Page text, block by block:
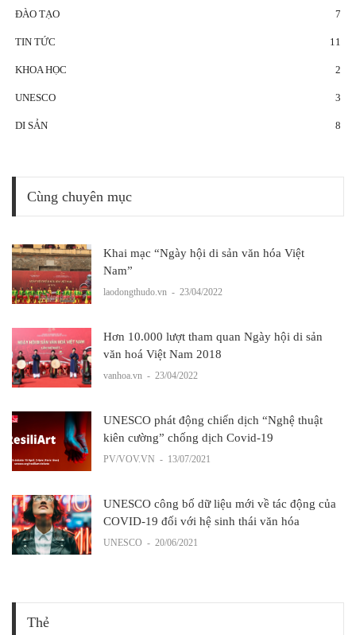
ĐÀO TẠO 7
TIN TỨC 11
KHOA HỌC 2
UNESCO 3
DI SẢN 8
Cùng chuyên mục
Khai mạc “Ngày hội di sản văn hóa Việt
Nam”
laodongthudo.vn - 23/04/2022
Hơn 10.000 lượt tham quan Ngày hội di sản
văn hoá Việt Nam 2018
vanhoa.vn - 23/04/2022
UNESCO phát động chiến dịch “Nghệ thuật
kiên cường” chống dịch Covid-19
PV/VOV.VN - 13/07/2021
UNESCO công bố dữ liệu mới về tác động của
COVID-19 đối với hệ sinh thái văn hóa
UNESCO - 20/06/2021
Thẻ